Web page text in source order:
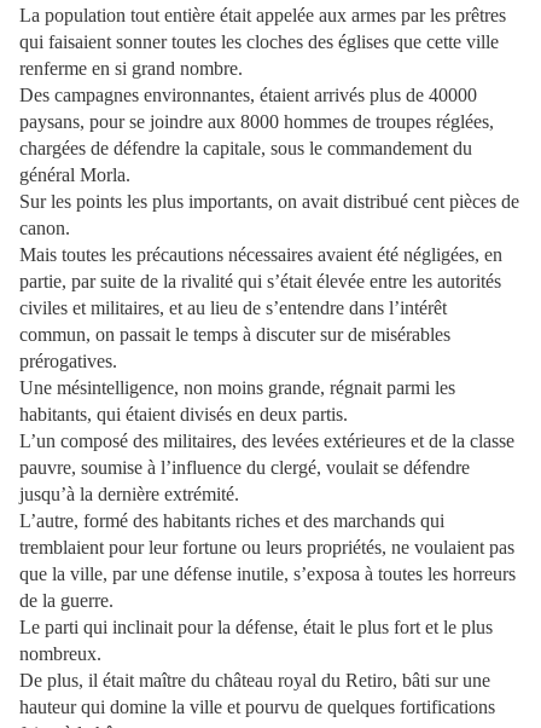
La population tout entière était appelée aux armes par les prêtres
qui faisaient sonner toutes les cloches des églises que cette ville
renferme en si grand nombre.
Des campagnes environnantes, étaient arrivés plus de 40000
paysans, pour se joindre aux 8000 hommes de troupes réglées,
chargées de défendre la capitale, sous le commandement du
général Morla.
Sur les points les plus importants, on avait distribué cent pièces de
canon.
Mais toutes les précautions nécessaires avaient été négligées, en
partie, par suite de la rivalité qui s’était élevée entre les autorités
civiles et militaires, et au lieu de s’entendre dans l’intérêt
commun, on passait le temps à discuter sur de misérables
prérogatives.
Une mésintelligence, non moins grande, régnait parmi les
habitants, qui étaient divisés en deux partis.
L’un composé des militaires, des levées extérieures et de la classe
pauvre, soumise à l’influence du clergé, voulait se défendre
jusqu’à la dernière extrémité.
L’autre, formé des habitants riches et des marchands qui
tremblaient pour leur fortune ou leurs propriétés, ne voulaient pas
que la ville, par une défense inutile, s’exposa à toutes les horreurs
de la guerre.
Le parti qui inclinait pour la défense, était le plus fort et le plus
nombreux.
De plus, il était maître du château royal du Retiro, bâti sur une
hauteur qui domine la ville et pourvu de quelques fortifications